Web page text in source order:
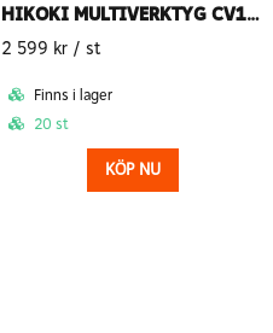
HIKOKI MULTIVERKTYG CV18DBL (Utan batteri)
2 599 kr / st
Finns i lager
20 st
KÖP NU